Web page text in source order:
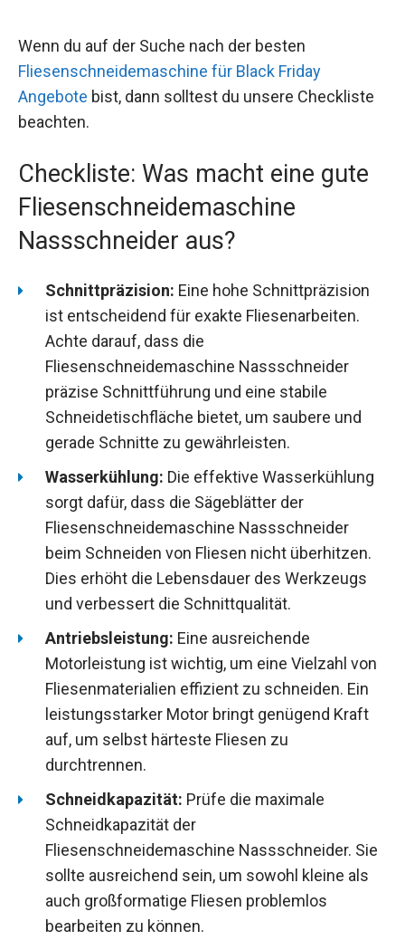
Wenn du auf der Suche nach der besten
Fliesenschneidemaschine für Black Friday
Angebote bist, dann solltest du unsere Checkliste
beachten.
Checkliste: Was macht eine gute
Fliesenschneidemaschine
Nassschneider aus?
Schnittpräzision: Eine hohe Schnittpräzision
ist entscheidend für exakte Fliesenarbeiten.
Achte darauf, dass die
Fliesenschneidemaschine Nassschneider
präzise Schnittführung und eine stabile
Schneidetischfläche bietet, um saubere und
gerade Schnitte zu gewährleisten.
Wasserkühlung: Die effektive Wasserkühlung
sorgt dafür, dass die Sägeblätter der
Fliesenschneidemaschine Nassschneider
beim Schneiden von Fliesen nicht überhitzen.
Dies erhöht die Lebensdauer des Werkzeugs
und verbessert die Schnittqualität.
Antriebsleistung: Eine ausreichende
Motorleistung ist wichtig, um eine Vielzahl von
Fliesenmaterialien effizient zu schneiden. Ein
leistungsstarker Motor bringt genügend Kraft
auf, um selbst härteste Fliesen zu
durchtrennen.
Schneidkapazität: Prüfe die maximale
Schneidkapazität der
Fliesenschneidemaschine Nassschneider. Sie
sollte ausreichend sein, um sowohl kleine als
auch großformatige Fliesen problemlos
bearbeiten zu können.